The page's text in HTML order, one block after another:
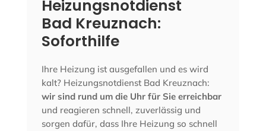
Heizungsnotdienst
Bad Kreuznach:
Soforthilfe
Ihre Heizung ist ausgefallen und es wird
kalt? Heizungsnotdienst Bad Kreuznach:
wir sind rund um die Uhr für Sie erreichbar
und reagieren schnell, zuverlässig und
sorgen dafür, dass Ihre Heizung so schnell